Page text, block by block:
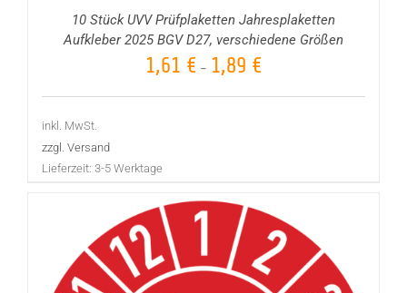
10 Stück UVV Prüfplaketten Jahresplaketten
Aufkleber 2025 BGV D27, verschiedene Größen
1,61 € – 1,89 €
inkl. MwSt.
zzgl. Versand
Lieferzeit: 3-5 Werktage